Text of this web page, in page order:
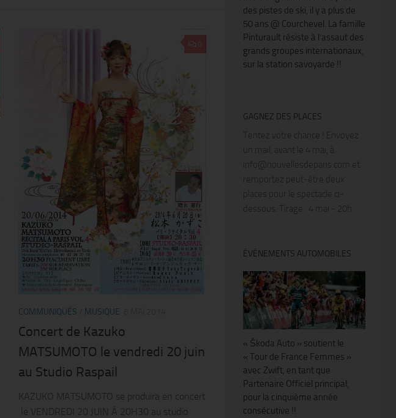
COMMUNIQUÉS MUSIQUE
Concert de Kazuko
MATSUMOTO le vendredi 20 juin
au Studio Raspail
KAZUKO MATSUMOTO se produira en concert
le VENDREDI 20 JUIN À 20H30 au studio
des pistes de ski, il y a plus de
50 ans @ Courchevel. La famille
Pinturault résiste à l’assaut des
grands groupes internationaux,
sur la station savoyarde !!
GAGNEZ DES PLACES
Tentez votre chance ! Envoyez
un mail, avant le 4 mai, à
info@nouvellesdeparis.com et
remportez peut-être deux
places pour le spectacle ci-
dessous. Tirage : 4 mai - 20h
ÉVÉNEMENTS AUTOMOBILES
« Škoda Auto » soutient le
« Tour de France Femmes »
avec Zwift, en tant que
Partenaire Officiel principal,
pour la cinquième année
consécutive !!